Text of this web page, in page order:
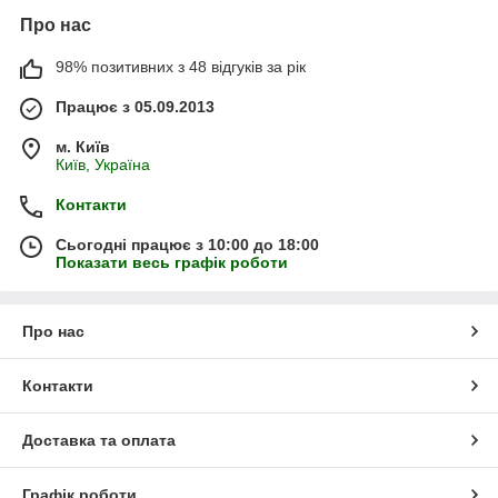
Про нас
98% позитивних з 48 відгуків за рік
Працює з 05.09.2013
м. Київ
Київ, Україна
Контакти
Сьогодні працює з 10:00 до 18:00
Показати весь графік роботи
Про нас
Контакти
Доставка та оплата